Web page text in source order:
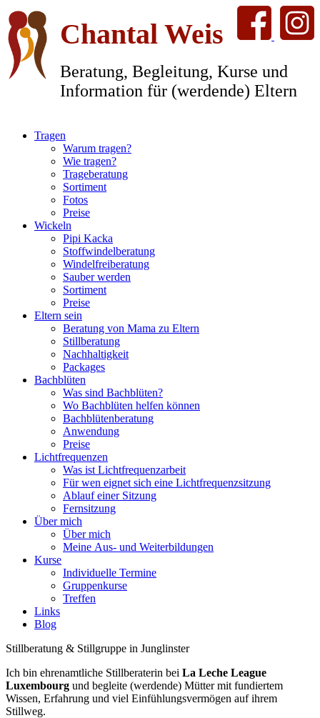
Chantal Weis
Beratung, Begleitung, Kurse und
Information für (werdende) Eltern
Tragen
Warum tragen?
Wie tragen?
Trageberatung
Sortiment
Fotos
Preise
Wickeln
Pipi Kacka
Stoffwindelberatung
Windelfreiberatung
Sauber werden
Sortiment
Preise
Eltern sein
Beratung von Mama zu Eltern
Stillberatung
Nachhaltigkeit
Packages
Bachblüten
Was sind Bachblüten?
Wo Bachblüten helfen können
Bachblütenberatung
Anwendung
Preise
Lichtfrequenzen
Was ist Lichtfrequenzarbeit
Für wen eignet sich eine Lichtfrequenzsitzung
Ablauf einer Sitzung
Fernsitzung
Über mich
Über mich
Meine Aus- und Weiterbildungen
Kurse
Individuelle Termine
Gruppenkurse
Treffen
Links
Blog
Stillberatung & Stillgruppe in Junglinster
Ich bin ehrenamtliche Stillberaterin bei La Leche League
Luxembourg und begleite (werdende) Mütter mit fundiertem
Wissen, Erfahrung und viel Einfühlungsvermögen auf ihrem
Stillweg.